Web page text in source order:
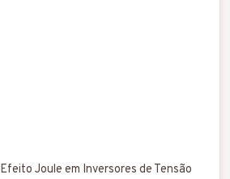
Efeito Joule em Inversores de Tensão